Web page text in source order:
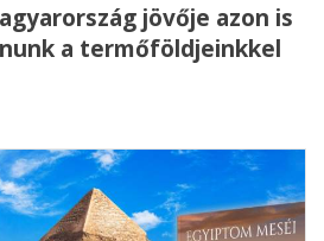
jövője azon is
a termőföldjeinkkel